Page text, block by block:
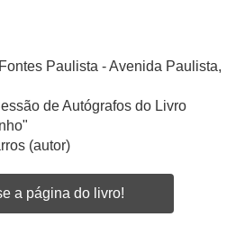
Paulista - Avenida Paulista,
de Autógrafos do Livro
(autor)
a página do livro!